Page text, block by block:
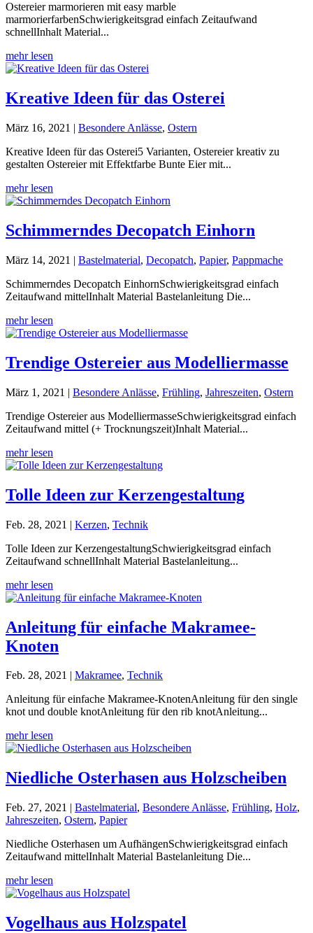
Ostereier marmorieren mit easy marble
marmorierfarbenSchwierigkeitsgrad einfach Zeitaufwand
schnellInhalt Material...
mehr lesen
Kreative Ideen für das Osterei
März 16, 2021 | Besondere Anlässe, Ostern
Kreative Ideen für das Osterei5 Varianten, Ostereier kreativ zu
gestalten Ostereier mit Effektfarbe Bunte Eier mit...
mehr lesen
Schimmerndes Decopatch Einhorn
März 14, 2021 | Bastelmaterial, Decopatch, Papier, Pappmache
Schimmerndes Decopatch EinhornSchwierigkeitsgrad einfach
Zeitaufwand mittelInhalt Material Bastelanleitung Die...
mehr lesen
Trendige Ostereier aus Modelliermasse
März 1, 2021 | Besondere Anlässe, Frühling, Jahreszeiten, Ostern
Trendige Ostereier aus ModelliermasseSchwierigkeitsgrad einfach
Zeitaufwand mittel (+ Trocknungszeit)Inhalt Material...
mehr lesen
Tolle Ideen zur Kerzengestaltung
Feb. 28, 2021 | Kerzen, Technik
Tolle Ideen zur KerzengestaltungSchwierigkeitsgrad einfach
Zeitaufwand schnellInhalt Material Bastelanleitung...
mehr lesen
Anleitung für einfache Makramee-
Knoten
Feb. 28, 2021 Makramee, Technik
Anleitung für einfache Makramee-KnotenAnleitung für den single
knot und double knotAnleitung für den rib knotAnleitung...
mehr lesen
Niedliche Osterhasen aus Holzscheiben
Feb. 27, 2021 | Bastelmaterial, Besondere Anlässe, Frühling, Holz,
Jahreszeiten, Ostern, Papier
Niedliche Osterhasen um AufhängenSchwierigkeitsgrad einfach
Zeitaufwand mittelInhalt Material Bastelanleitung Die...
mehr lesen
Vogelhaus aus Holzspatel